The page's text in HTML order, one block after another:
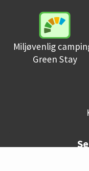
Miljøvenlig
Green Stay